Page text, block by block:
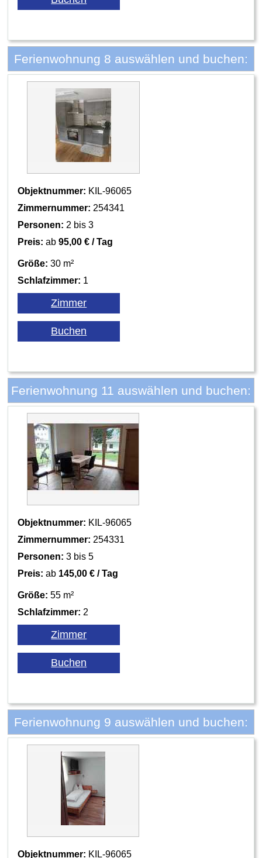
Ferienwohnung 8 auswählen und buchen:
Objektnummer: KIL-96065
Zimmernummer: 254341
Personen: 2 bis 3
Preis: ab95,00 € / Tag
Größe: 30 m²
Schlafzimmer: 1
Ferienwohnung 11 auswählen und buchen:
Objektnummer: KIL-96065
Zimmernummer: 254331
Personen: 3 bis 5
Preis: ab 145,00 € / Tag
Größe: 55 m²
Schlafzimmer: 2
Ferienwohnung 9 auswählen und buchen:
Objektnummer: KIL-96065